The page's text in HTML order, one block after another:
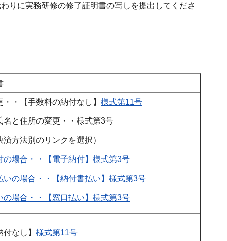
りに実務研修の修了証明書の写しを提出してくださ
・【手数料の納付なし】 様式第11号
名と住所の変更・・様式第3号
方法別のリンクを選択）
の場合・・【電子納付】様式第3号
いの場合・・【納付書払い】様式第3号
の場合・・【窓口払い】様式第3号
なし】 様式第11号